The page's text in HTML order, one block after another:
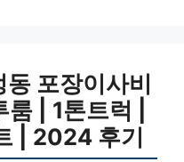
포장이사비
| 1톤트럭 |
| 2024 후기